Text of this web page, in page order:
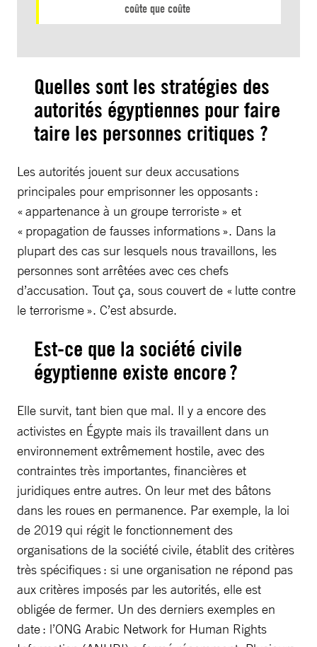
coûte que coûte
Quelles sont les stratégies des
autorités égyptiennes pour faire
taire les personnes critiques ?
Les autorités jouent sur deux accusations
principales pour emprisonner les opposants :
« appartenance à un groupe terroriste » et
« propagation de fausses informations ». Dans la
plupart des cas sur lesquels nous travaillons, les
personnes sont arrêtées avec ces chefs
d’accusation. Tout ça, sous couvert de « lutte contre
le terrorisme ». C’est absurde.
Est-ce que la société civile
égyptienne existe encore ?
Elle survit, tant bien que mal. Il y a encore des
activistes en Égypte mais ils travaillent dans un
environnement extrêmement hostile, avec des
contraintes très importantes, financières et
juridiques entre autres. On leur met des bâtons
dans les roues en permanence. Par exemple, la loi
de 2019 qui régit le fonctionnement des
organisations de la société civile, établit des critères
très spécifiques : si une organisation ne répond pas
aux critères imposés par les autorités, elle est
obligée de fermer. Un des derniers exemples en
date : l’ONG Arabic Network for Human Rights